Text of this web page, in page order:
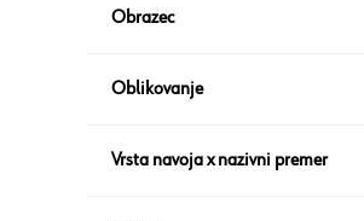
Obrazec
Oblikovanje
Vrsta navoja x nazivni premer